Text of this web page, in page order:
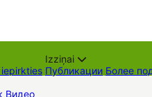
iepirkties
Izziņai
Публикации Более
Видео